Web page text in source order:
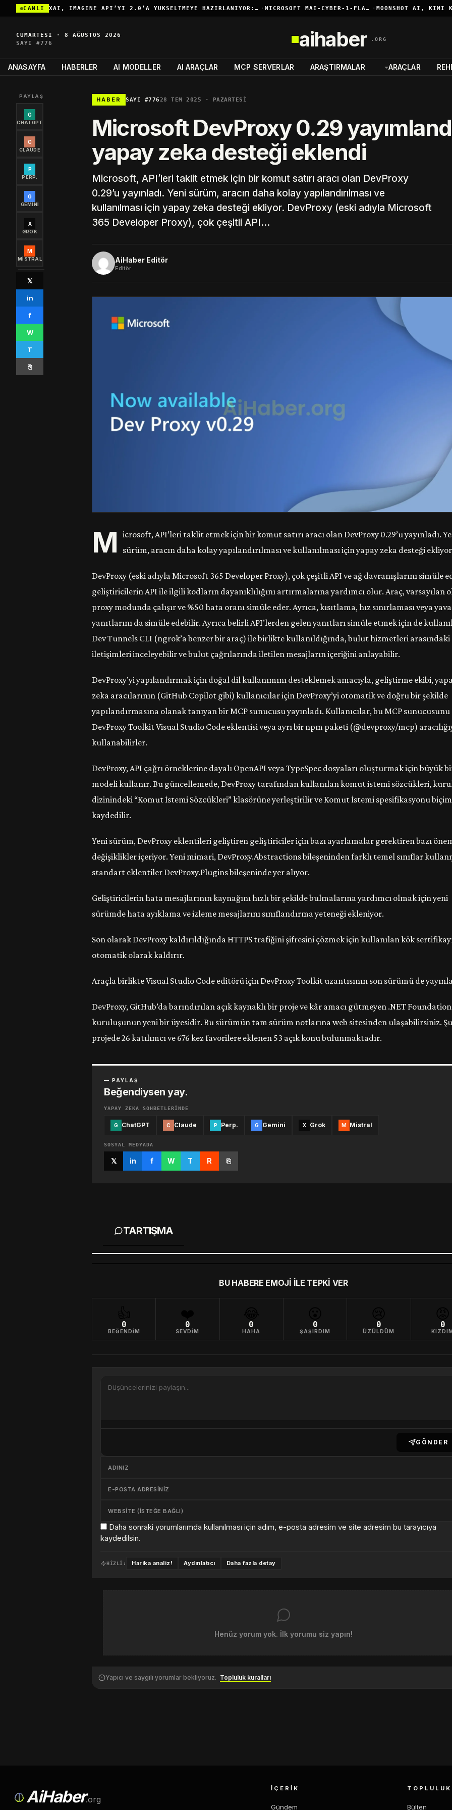
CANLI XAI, IMAGINE API’YI 2.0’A YÜKSELTMEYE HAZIRLANIYOR: GÖRÜNTÜ VE VIDEO TEK… · MICROSOFT MAI-CYBER-1-FLASH’I DUYURDU ·
CUMARTESI · 8 AĞUSTOS 2026
SAYI #776
aihaber .ORG
ANASAYFA HABERLER AI MODELLER AI ARAÇLAR MCP SERVERLAR ARAŞTIRMALAR ARAÇLAR
PAYLAŞ
G
CHATGPT
C
CLAUDE
P
PERP.
G
GEMINI
X
GROK
M
MISTRAL
𝕏
in
f
W
T
⎘
HABER SAYI #77628 TEM 2025 · PAZARTESI
Microsoft DevProxy 0.29
yapay zeka desteği eklendi
Microsoft, API’leri taklit etmek için bir komut satırı aracı olan DevProxy
0.29’u yayınladı. Yeni sürüm, aracın daha kolay yapılandırılması ve
kullanılması için yapay zeka desteği ekliyor. DevProxy (eski adıyla Microsoft
365 Developer Proxy), çok çeşitli API…
AiHaber Editör
Editör
M icrosoft, API’leri taklit etmek için bir komut satırı aracı olan DevProxy 0.29’u yayınladı.
sürüm, aracın daha kolay yapılandırılması ve kullanılması için yapay zeka desteği
DevProxy (eski adıyla Microsoft 365 Developer Proxy), çok çeşitli API ve ağ davranışlarını simüle
geliştiricilerin API ile ilgili kodların dayanıklılığını artırmalarına yardımcı olur. Araç, varsayılan
proxy modunda çalışır ve %50 hata oranı simüle eder. Ayrıca, kısıtlama, hız sınırlaması veya
yanıtlarını da simüle edebilir. Ayrıca belirli API’lerden gelen yanıtları simüle etmek için de
Dev Tunnels CLI (ngrok’a benzer bir araç) ile birlikte kullanıldığında, bulut hizmetleri arasındaki
iletişimleri inceleyebilir ve bulut çağrılarında iletilen mesajların içeriğini anlayabilir.
DevProxy’yi yapılandırmak için doğal dil kullanımını desteklemek amacıyla, geliştirme ekibi,
zeka aracılarının (GitHub Copilot gibi) kullanıcılar için DevProxy’yi otomatik ve doğru bir şekilde
yapılandırmasına olanak tanıyan bir MCP sunucusu yayınladı. Kullanıcılar, bu MCP sunucusunu
DevProxy Toolkit Visual Studio Code eklentisi veya ayrı bir npm paketi (@devproxy/mcp)
kullanabilirler.
DevProxy, API çağrı örneklerine dayalı OpenAPI veya TypeSpec dosyaları oluşturmak için büyük
modeli kullanır. Bu güncellemede, DevProxy tarafından kullanılan komut istemi sözcükleri,
dizinindeki “Komut İstemi Sözcükleri” klasörüne yerleştirilir ve Komut İstemi spesifikasyonu
kaydedilir.
Yeni sürüm, DevProxy eklentileri geliştiren geliştiriciler için bazı ayarlamalar gerektiren bazı
değişiklikler içeriyor. Yeni mimari, DevProxy.Abstractions bileşeninden farklı temel sınıflar
standart eklentiler DevProxy.Plugins bileşeninde yer alıyor.
Geliştiricilerin hata mesajlarının kaynağını hızlı bir şekilde bulmalarına yardımcı olmak için yeni
sürümde hata ayıklama ve izleme mesajlarını sınıflandırma yeteneği ekleniyor.
Son olarak DevProxy kaldırıldığında HTTPS trafiğini şifresini çözmek için kullanılan kök
otomatik olarak kaldırır.
Araçla birlikte Visual Studio Code editörü için DevProxy Toolkit uzantısının son sürümü de
DevProxy, GitHub’da barındırılan açık kaynaklı bir proje ve kâr amacı gütmeyen .NET Foundation
kuruluşunun yeni bir üyesidir. Bu sürümün tam sürüm notlarına web sitesinden ulaşabilirsiniz.
projede 26 katılımcı ve 676 kez favorilere eklenen 53 açık konu bulunmaktadır.
— PAYLAŞ
Beğendiysen yay.
YAPAY ZEKA SOHBETLERINDE
G ChatGPT C Claude P Perp. G Gemini X Grok M Mistral
SOSYAL MEDYADA
𝕏 in f W T R ⎘
TARTIŞMA
BU HABERE EMOJI ILE TEPKI VER
0
BEĞENDIM
0
SEVDIM
0
HAHA
0
ŞAŞIRDIM
0
ÜZÜLDÜM
0
GÖNDER
Daha sonraki yorumlarımda kullanılması için adım, e-posta adresim ve site adresim bu tarayıcıya
kaydedilsin.
HIZLI: Harika analiz! Aydınlatıcı Daha fazla detay
Henüz yorum yok. İlk yorumu siz yapın!
Yapıcı ve saygılı yorumlar bekliyoruz. Topluluk kuralları
AiHaber.org
İÇERIK
Gündem
TOPLULUK
Bülten